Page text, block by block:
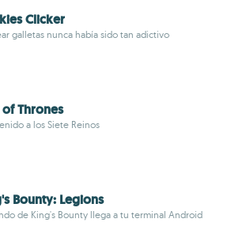
Clicker
galletas nunca había sido tan adictivo
Thrones
a los Siete Reinos
Bounty: Legions
de King's Bounty llega a tu terminal Android